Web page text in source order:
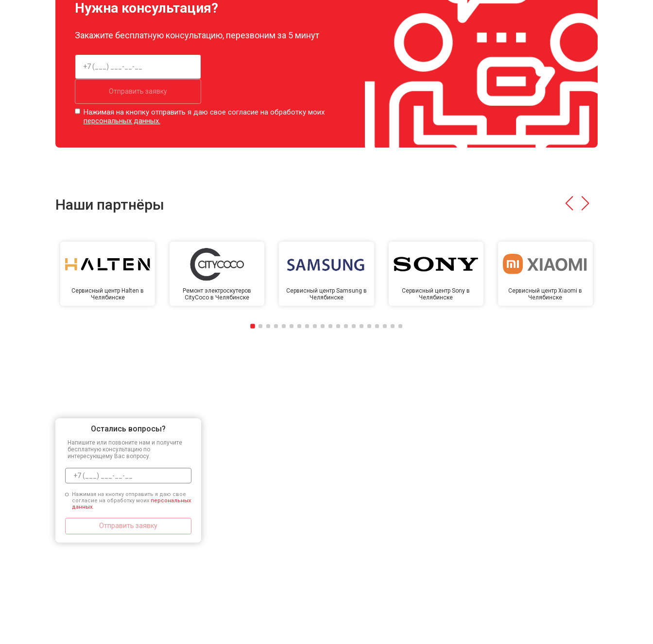
Нужна консультация?
Закажите бесплатную консультацию, перезвоним за 5 минут
Отправить заявку
Нажимая на кнопку отправить я даю свое согласие на обработку моих
персональных данных.
Наши партнёры
Сервисный центр Halten в
Челябинске
Ремонт электроскутеров
CityCoco в Челябинске
Сервисный центр Samsung в
Челябинске
Сервисный центр Sony в
Челябинске
Сервисный центр Xiaomi в
Челябинске
Остались вопросы?
Напишите или позвоните нам и получите
бесплатную консультацию по
интересующему Вас вопросу.
Нажимая на кнопку отправить я даю свое
согласие на обработку моих персональных
данных.
Отправить заявку